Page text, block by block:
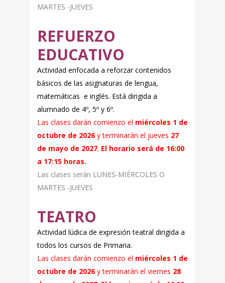
MARTES -JUEVES
REFUERZO
EDUCATIVO
Actividad enfocada a reforzar contenidos
básicos de las asignaturas de lengua,
matemáticas e inglés. Está dirigida a
alumnado de 4º, 5º y 6º.
Las clases darán comienzo el miércoles 1 de
octubre de 2026y terminarán el jueves 27
de mayo de 2027. El horario será de 16:00
a 17:15 horas.
Las clases serán LUNES-MIÉRCOLES O
MARTES -JUEVES
TEATRO
Actividad lúdica de expresión teatral dirigida a
todos los cursos de Primaria.
Las clases darán comienzo el miércoles 1 de
octubre de 2026y terminarán el viernes 28